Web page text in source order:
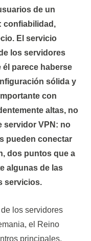
de un
confiabilidad,
El servicio
los servidores
él parece haberse
sólida y
con
altas, no
servidor VPN: no
pueden conectar
dos puntos que a
algunas de las
servicios.
los servidores
el Reino
principales.